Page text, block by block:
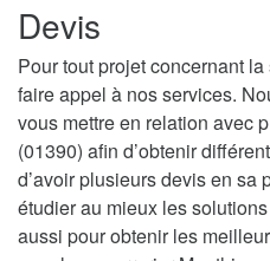
Devis
Pour tout projet concernant
faire appel à nos services.
vous mettre en relation avec
(01390) afin d’obtenir
d’avoir plusieurs devis en sa
étudier au mieux les
aussi pour obtenir les